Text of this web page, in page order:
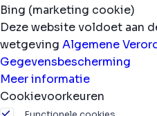
Bing (marketing cookie)
Deze website voldoet aan
wetgeving Algemene
Gegevensbescherming
Meer informatie
Cookievoorkeuren